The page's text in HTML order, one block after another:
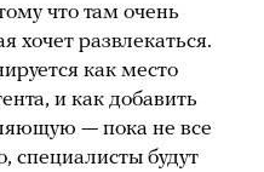
что там очень
хочет развлекаться.
как место
и как добавить
— пока не все
специалисты будут